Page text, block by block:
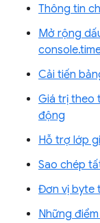
Thông tin
Mở rộng
Cải tiến
Giá trị theo
động
Hỗ trợ lớp
Sao chép
Đơn vị byte
Những